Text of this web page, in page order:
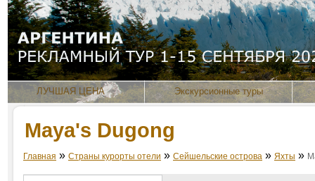
ЛУЧШАЯ ЦЕНА Экскурсионные туры
Maya's Dugong
Главная » Страны курорты отели » Сейшельские острова » Яхты »